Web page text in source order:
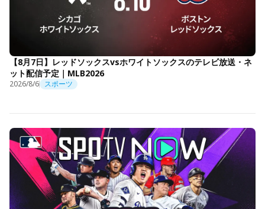
【8月7日】レッドソックスvsホワイトソックスのテレビ放送・ネ
ット配信予定｜MLB2026
2026/8/6 スポーツ